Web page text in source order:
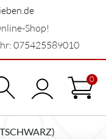
Shop!
075425589010
0